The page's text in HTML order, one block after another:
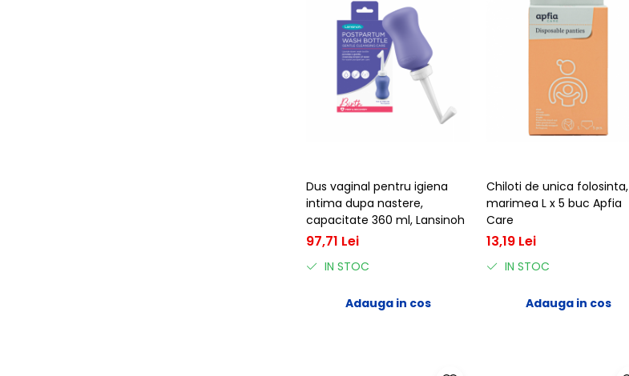
Dus vaginal pentru igiena
intima dupa nastere,
capacitate 360 ml, Lansinoh
97,71 Lei
IN STOC
Adauga in cos
Chiloti de unica folosinta,
marimea L x 5 buc Apfia
Care
13,19 Lei
IN STOC
Adauga in cos